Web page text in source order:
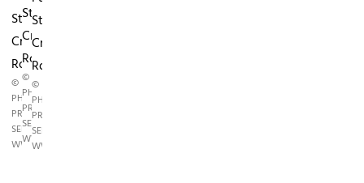
Star
Cristiano
Ronaldo
©
PHOTO
PRESS
SERVICE,
WWW.PHOTOPRESS.AT
Star
Cristiano
Ronaldo
©
PHOTO
PRESS
SERVICE,
WWW.PHOTOPRESS.AT
Star
Cristiano
Ronaldo
©
PHOTO
PRESS
SERVICE,
WWW.PHOTOPRESS.AT